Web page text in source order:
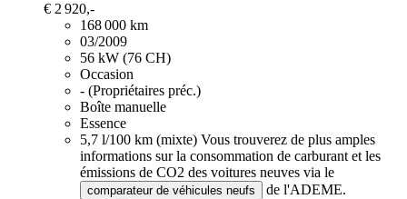
€ 2 920,-
168 000 km
03/2009
56 kW (76 CH)
Occasion
- (Propriétaires préc.)
Boîte manuelle
Essence
5,7 l/100 km (mixte) Vous trouverez de plus amples
informations sur la consommation de carburant et les
émissions de CO2 des voitures neuves via le
comparateur de véhicules neufs
de l'ADEME.